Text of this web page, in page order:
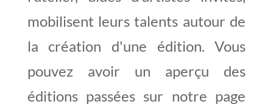
mobilisent leurs talents autour de
la création d'une édition. Vous
pouvez avoir un aperçu des
éditions passées sur notre page